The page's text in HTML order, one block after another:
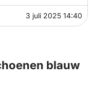
3 juli 2025 14:40
blauw